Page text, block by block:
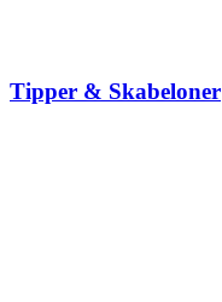
Tipper & Skabeloner